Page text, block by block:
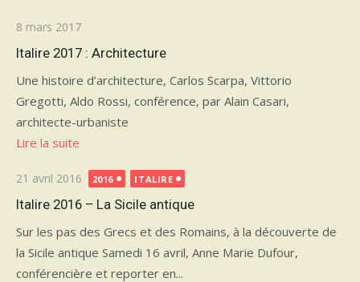
Publié
le
8 mars 2017
Italire 2017 : Architecture
Une histoire d’architecture, Carlos Scarpa, Vittorio
Gregotti, Aldo Rossi, conférence, par Alain Casari,
architecte-urbaniste
Lire la suite
Publié
le
21 avril 2016 2016 ITALIRE
Italire 2016 – La Sicile antique
Sur les pas des Grecs et des Romains, à la découverte de
la Sicile antique Samedi 16 avril, Anne Marie Dufour,
conférencière et reporter en...